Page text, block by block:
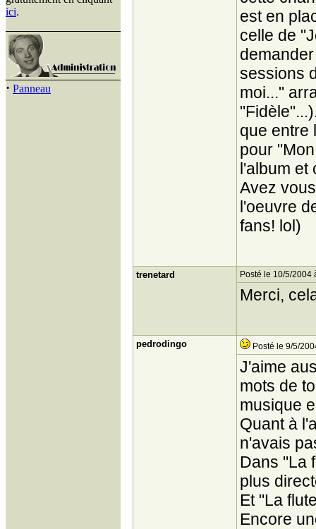
ici.
· Panneau
est en
celle de
sessions
moi..."
que entre
pour
l'album et
Avez
l'oeuvre
fans! lol)
trenetard Posté le 10/5/2004
Merci,
pedrodingo Posté le 9/5/
J'aime
mots de
musique
Quant à
n'avais
Dans "La
plus
Et "La
Encore